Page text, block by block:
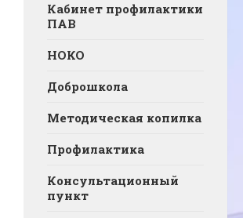
Кабинет профилактики
ПАВ
НОКО
Доброшкола
Методическая копилка
Профилактика
Консультационный
пункт